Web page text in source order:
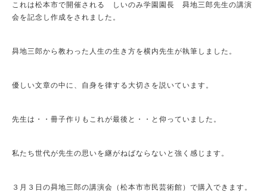
これは松本市で開催される しいのみ学園園長 曻地三郎先生の講演
会を記念し作成をされました。
曻地三郎から教わった人生の生き方を横内先生が執筆しました。
優しい文章の中に、自身を律する大切さを説いています。
先生は・・冊子作りもこれが最後と・・と仰っていました。
私たち世代が先生の思いを継がねばならないと強く感じます。
３月３日の曻地三郎の講演会（松本市市民芸術館）で購入できます。